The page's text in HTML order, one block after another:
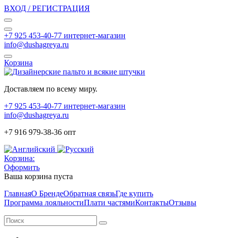
ВХОД / РЕГИСТРАЦИЯ
+7 925 453-40-77 интернет-магазин
info@dushagreya.ru
Корзина
Доставляем по всему миру.
+7 925 453-40-77 интернет-магазин
info@dushagreya.ru
+7 916 979-38-36 опт
Корзина:
Оформить
Ваша корзина пуста
ГлавнаяО БрендеОбратная связьГде купить
Программа лояльностиПлати частямиКонтактыОтзывы